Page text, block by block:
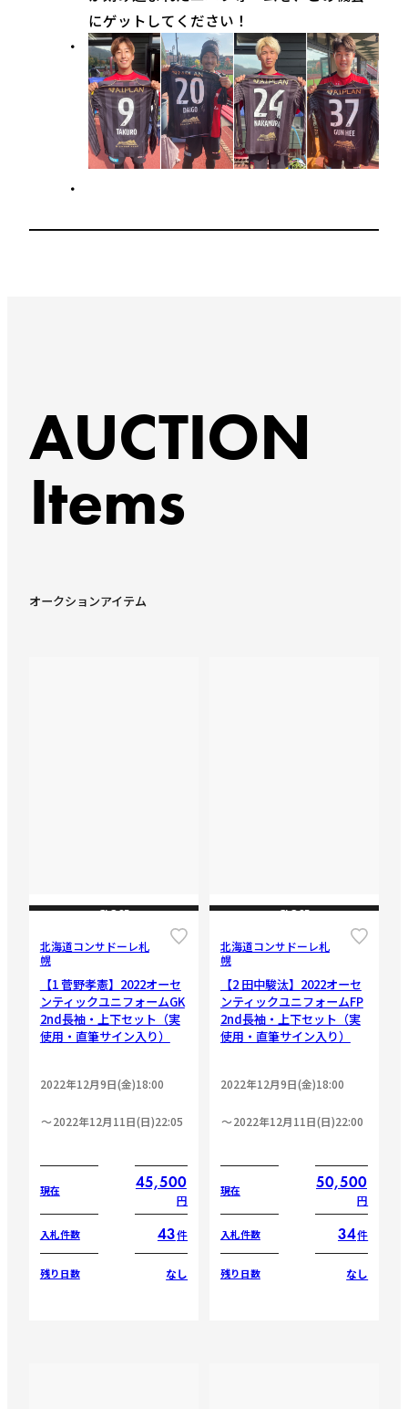
にゲットしてください！
AUCTION
Items
オークションアイテム
CLOSE
北海道コンサドーレ札
幌
【1 菅野孝憲】2022オーセ
ンティックユニフォームGK
2nd長袖・上下セット（実
使用・直筆サイン入り）
2022年12月9日(金)18:00
2022年12月11日(日)22:05
現在 45,500
円
入札件数 43件
残り日数 なし
CLOSE
北海道コンサドーレ札
幌
【2 田中駿汰】2022オーセ
ンティックユニフォームFP
2nd長袖・上下セット（実
使用・直筆サイン入り）
2022年12月9日(金)18:00
2022年12月11日(日)22:00
現在 50,500
円
入札件数 34件
残り日数 なし